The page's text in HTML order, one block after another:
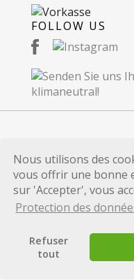
Nous utilisons des
vous offrir une bonne
sur 'Accepter', vous
Protection des
Refuser
tout
FOLLOW US
© 2026
Toutes les
publiées sur ce
marques et/ou les